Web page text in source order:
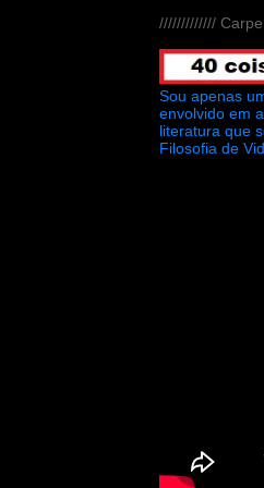
/////////////
Sou apenas
envolvido em
literatura que
Filosofia de